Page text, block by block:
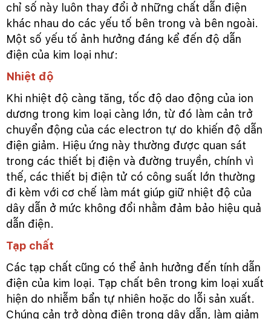
chỉ số này luôn thay đổi ở những chất dẫn điện
khác nhau do các yếu tố bên trong và bên ngoài.
Một số yếu tố ảnh hưởng đáng kể đến độ dẫn
điện của kim loại như:
Nhiệt độ
Khi nhiệt độ càng tăng, tốc độ dao động của ion
dương trong kim loại càng lớn, từ đó làm cản trở
chuyển động của các electron tự do khiến độ dẫn
điện giảm. Hiệu ứng này thường được quan sát
trong các thiết bị điện và đường truyền, chính vì
thế, các thiết bị điện tử có công suất lớn thường
đi kèm với cơ chế làm mát giúp giữ nhiệt độ của
dây dẫn ở mức không đổi nhằm đảm bảo hiệu quả
dẫn điện.
Tạp chất
Các tạp chất cũng có thể ảnh hưởng đến tính dẫn
điện của kim loại. Tạp chất bên trong kim loại xuất
hiện do nhiễm bẩn tự nhiên hoặc do lỗi sản xuất.
Chúng cản trở dòng điện trong dây dẫn, làm giảm